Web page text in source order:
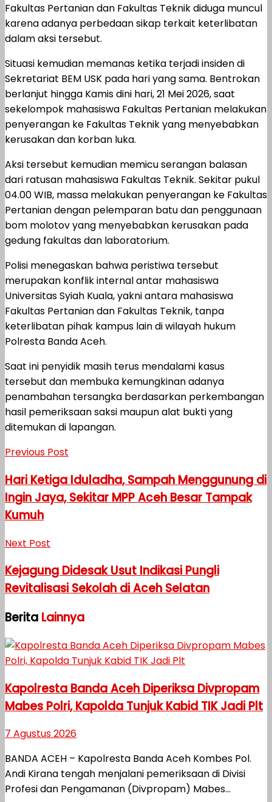
Fakultas Pertanian dan Fakultas Teknik diduga muncul
karena adanya perbedaan sikap terkait keterlibatan
dalam aksi tersebut.
Situasi kemudian memanas ketika terjadi insiden di
Sekretariat BEM USK pada hari yang sama. Bentrokan
berlanjut hingga Kamis dini hari, 21 Mei 2026, saat
sekelompok mahasiswa Fakultas Pertanian melakukan
penyerangan ke Fakultas Teknik yang menyebabkan
kerusakan dan korban luka.
Aksi tersebut kemudian memicu serangan balasan
dari ratusan mahasiswa Fakultas Teknik. Sekitar pukul
04.00 WIB, massa melakukan penyerangan ke Fakultas
Pertanian dengan pelemparan batu dan penggunaan
bom molotov yang menyebabkan kerusakan pada
gedung fakultas dan laboratorium.
Polisi menegaskan bahwa peristiwa tersebut
merupakan konflik internal antar mahasiswa
Universitas Syiah Kuala, yakni antara mahasiswa
Fakultas Pertanian dan Fakultas Teknik, tanpa
keterlibatan pihak kampus lain di wilayah hukum
Polresta Banda Aceh.
Saat ini penyidik masih terus mendalami kasus
tersebut dan membuka kemungkinan adanya
penambahan tersangka berdasarkan perkembangan
hasil pemeriksaan saksi maupun alat bukti yang
ditemukan di lapangan.
Previous Post
Hari Ketiga Iduladha, Sampah Menggunung di
Ingin Jaya, Sekitar MPP Aceh Besar Tampak
Kumuh
Next Post
Kejagung Didesak Usut Indikasi Pungli
Revitalisasi Sekolah di Aceh Selatan
Berita Lainnya
Kapolresta Banda Aceh Diperiksa Divpropam
Mabes Polri, Kapolda Tunjuk Kabid TIK Jadi Plt
7 Agustus 2026
BANDA ACEH – Kapolresta Banda Aceh Kombes Pol.
Andi Kirana tengah menjalani pemeriksaan di Divisi
Profesi dan Pengamanan (Divpropam) Mabes...